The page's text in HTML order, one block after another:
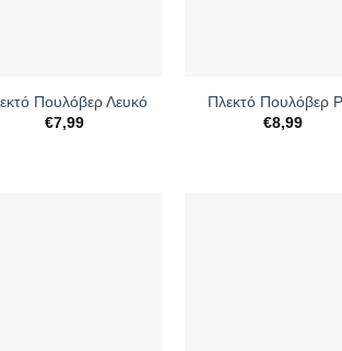
Πουλόβερ Λευκό
€7,99
Πλεκτό Πουλόβερ
€8,99